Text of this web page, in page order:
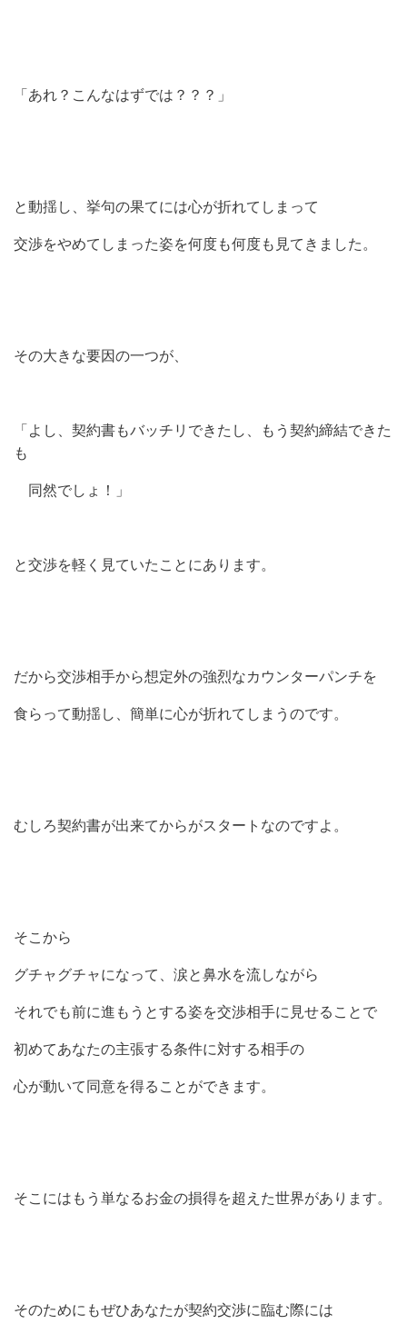
「あれ？こんなはずでは？？？」
と動揺し、挙句の果てには心が折れてしまって
交渉をやめてしまった姿を何度も何度も見てきました。
その大きな要因の一つが、
「よし、契約書もバッチリできたし、もう契約締結できた
も
同然でしょ！」
と交渉を軽く見ていたことにあります。
だから交渉相手から想定外の強烈なカウンターパンチを
食らって動揺し、簡単に心が折れてしまうのです。
むしろ契約書が出来てからがスタートなのですよ。
そこから
グチャグチャになって、涙と鼻水を流しながら
それでも前に進もうとする姿を交渉相手に見せることで
初めてあなたの主張する条件に対する相手の
心が動いて同意を得ることができます。
そこにはもう単なるお金の損得を超えた世界があります。
そのためにもぜひあなたが契約交渉に臨む際には